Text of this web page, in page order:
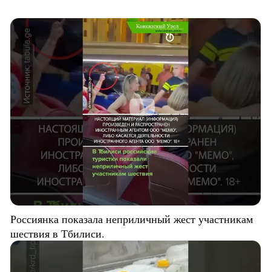
Россиянка показала неприличный жест участникам
шествия в Тбилиси.